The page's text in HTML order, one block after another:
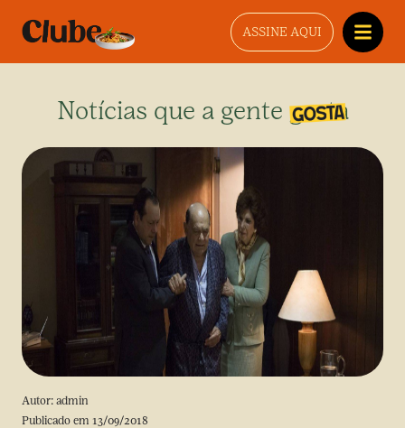
ASSINE AQUI
Notícias que a gente gosta
Autor: admin
Publicado em 13/09/2018